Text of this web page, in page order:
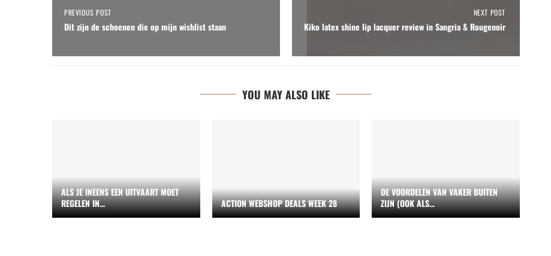
PREVIOUS POST
Dit zijn de schoenen die op mijn wishlist staan
NEXT POST
Kiko latex shine lip lacquer review in Sangria & Rougenoir
YOU MAY ALSO LIKE
ALS JE INEENS EEN UITVAART MOET
REGELEN IN...
ACTION WEBSHOP DEALS WEEK 28
DE VOORDELEN VAN VAKER BUITEN
ZIJN (OOK ALS...